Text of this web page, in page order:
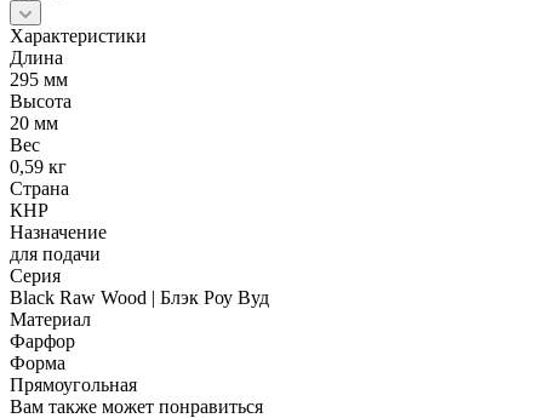
Характеристики
Длина
295 мм
Высота
20 мм
Вес
0,59 кг
Страна
КНР
Назначение
для подачи
Серия
Black Raw Wood | Блэк Роу Вуд
Материал
Фарфор
Форма
Прямоугольная
Вам также может понравиться